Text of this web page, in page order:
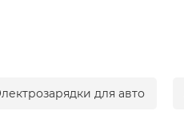
для авто